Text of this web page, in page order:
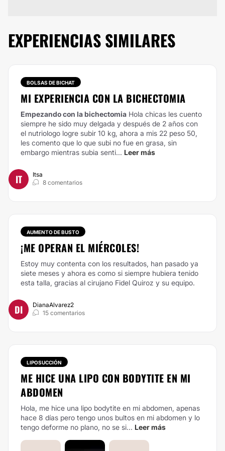
EXPERIENCIAS SIMILARES
BOLSAS DE BICHAT
MI EXPERIENCIA CON LA BICHECTOMIA
Empezando con la bichectomia Hola chicas les cuento
siempre he sido muy delgada y después de 2 años con
el nutriologo logre subir 10 kg, ahora a mis 22 peso 50,
les comento que lo que subi no fue en grasa, sin
embargo mientras subia senti... Leer más
IT
Itsa
8 comentarios
AUMENTO DE BUSTO
¡ME OPERAN EL MIÉRCOLES!
Estoy muy contenta con los resultados, han pasado ya
siete meses y ahora es como si siempre hubiera tenido
esta talla, gracias al cirujano Fidel Quiroz y su equipo.
DI
DianaAlvarez2
15 comentarios
LIPOSUCCIÓN
ME HICE UNA LIPO CON BODYTITE EN MI
ABDOMEN
Hola, me hice una lipo bodytite en mi abdomen, apenas
hace 8 días pero tengo unos bultos en mi abdomen y lo
tengo deforme no plano, no se si... Leer más